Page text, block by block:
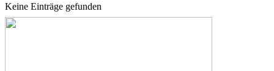
Keine Einträge gefunden